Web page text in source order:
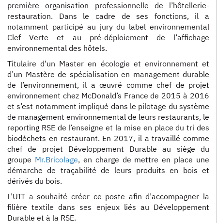
première organisation professionnelle de l’hôtellerie-
restauration. Dans le cadre de ses fonctions, il a
notamment participé au jury du label environnemental
Clef Verte et au pré-déploiement de l’affichage
environnemental des hôtels.
Titulaire d’un Master en écologie et environnement et
d’un Mastère de spécialisation en management durable
de l’environnement, il a œuvré comme chef de projet
environnement chez McDonald’s France de 2015 à 2016
et s’est notamment impliqué dans le pilotage du système
de management environnemental de leurs restaurants, le
reporting RSE de l’enseigne et la mise en place du tri des
biodéchets en restaurant. En 2017, il a travaillé comme
chef de projet Développement Durable au siège du
groupe Mr.Bricolage, en charge de mettre en place une
démarche de traçabilité de leurs produits en bois et
dérivés du bois.
L’UIT a souhaité créer ce poste afin d’accompagner la
filière textile dans ses enjeux liés au Développement
Durable et à la RSE.